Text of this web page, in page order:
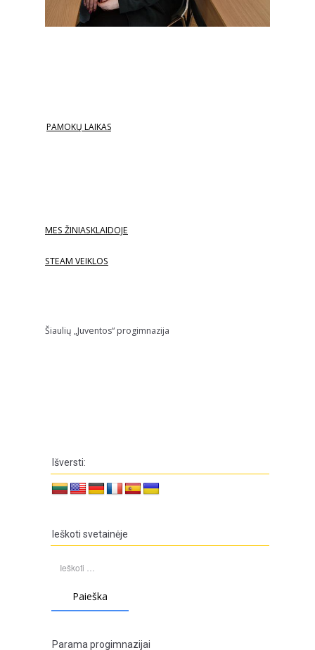
PAMOKŲ LAIKAS
MES ŽINIASKLAIDOJE
STEAM VEIKLOS
Šiaulių „Juventos“ progimnazija
Išversti:
Ieškoti svetainėje
Parama progimnazijai